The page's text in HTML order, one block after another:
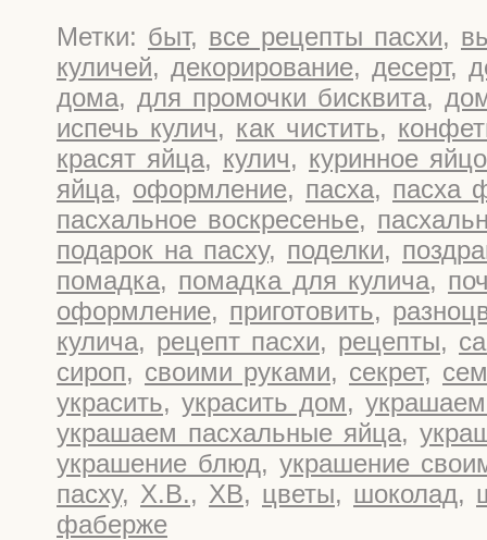
Метки: быт, все рецепты пасхи,
куличей, декорирование, десерт,
дома, для промочки бисквита,
испечь кулич, как чистить,
красят яйца, кулич, куринное яйцо
яйца, оформление, пасха, пасха
пасхальное воскресенье,
подарок на пасху, поделки,
помадка, помадка для кулича,
оформление, приготовить,
кулича, рецепт пасхи, рецепты,
сироп, своими руками, секрет,
украсить, украсить дом,
украшаем пасхальные яйца,
украшение блюд, украшение
пасху, Х.В., ХВ, цветы, шоколад,
фаберже